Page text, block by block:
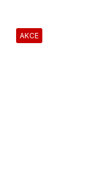
AKCE